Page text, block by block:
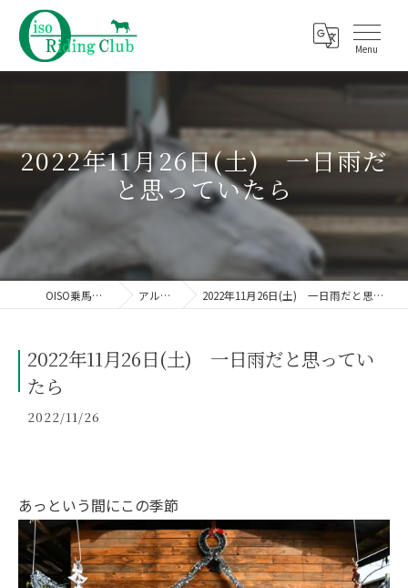
2022年11月26日(土) 一日雨だ
と思っていたら
OISO乗馬クラブ アルバム 2022年11月26日(土) 一日雨だと思っていたら
2022年11月26日(土) 一日雨だと思ってい
たら
2022/11/26
あっという間にこの季節